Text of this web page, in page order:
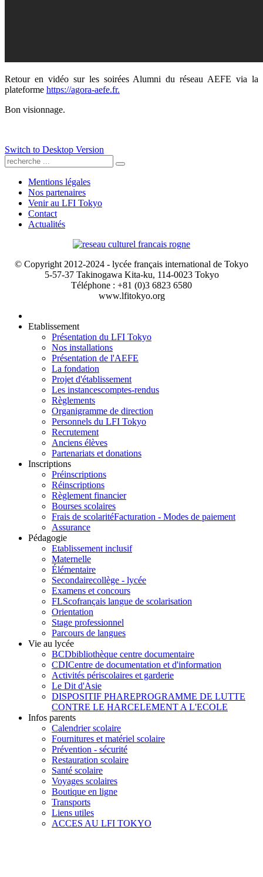
Retour en vidéo sur les soirées Alumni du réseau AEFE via la
plateforme https://agora-aefe.fr.
Bon visionnage.
Switch to Desktop Version
Mentions légales
Nos partenaires
Venir au LFI Tokyo
Contact
Actualités
© Copyright 2012-2024 - lycée français international de Tokyo
5-57-37 Takinogawa Kita-ku, 114-0023 Tokyo
Téléphone : +81 (0)3 6823 6580
www.lfitokyo.org
Etablissement
Présentation du LFI Tokyo
Nos installations
Présentation de l'AEFE
La fondation
Projet d'établissement
Les instancescomptes-rendus
Règlements
Organigramme de direction
Personnels du LFI Tokyo
Recrutement
Anciens élèves
Partenariats et donations
Inscriptions
Préinscriptions
Réinscriptions
Règlement financier
Bourses scolaires
Frais de scolaritéFacturation - Modes de paiement
Assurance
Pédagogie
Etablissement inclusif
Maternelle
Élémentaire
Secondairecollège - lycée
Examens et concours
FLScofrançais langue de scolarisation
Orientation
Stage professionnel
Parcours de langues
Vie au lycée
BCDbibliothèque centre documentaire
CDICentre de documentation et d'information
Activités périscolaires et garderie
Le Dit d'Asie
DISPOSITIF PHAREPROGRAMME DE LUTTE
CONTRE LE HARCELEMENT A L'ECOLE
Infos parents
Calendrier scolaire
Fournitures et matériel scolaire
Prévention - sécurité
Restauration scolaire
Santé scolaire
Voyages scolaires
Boutique en ligne
Transports
Liens utiles
ACCES AU LFI TOKYO